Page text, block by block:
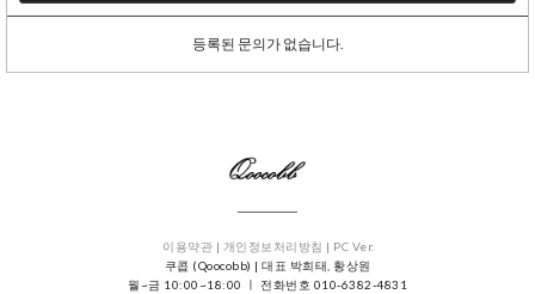
등록된 문의가 없습니다.
이용약관 | 개인정보처리방침 | PC Ver.
쿠콥 (Qoocobb) | 대표 박희태, 황상원
월~금 10:00~18:00 ㅣ 전화번호 010-6382-4831